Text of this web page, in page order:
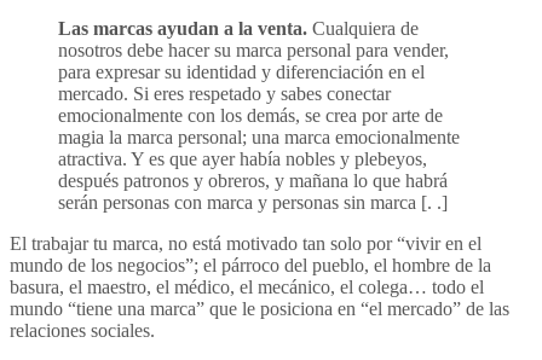
Las marcas ayudan a la venta. Cualquiera de
nosotros debe hacer su marca personal para vender,
para expresar su identidad y diferenciación en el
mercado. Si eres respetado y sabes conectar
emocionalmente con los demás, se crea por arte de
magia la marca personal; una marca emocionalmente
atractiva. Y es que ayer había nobles y plebeyos,
después patronos y obreros, y mañana lo que habrá
serán personas con marca y personas sin marca [. .]
El trabajar tu marca, no está motivado tan solo por “vivir en el
mundo de los negocios”; el párroco del pueblo, el hombre de la
basura, el maestro, el médico, el mecánico, el colega… todo el
mundo “tiene una marca” que le posiciona en “el mercado” de las
relaciones sociales.